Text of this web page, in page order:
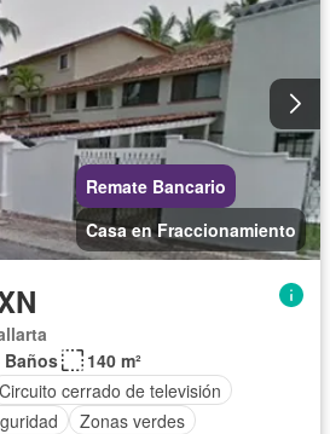
Remate Bancario
Casa en Fraccionamiento
Baños
140 m²
Circuito cerrado de televisión
Zonas verdes